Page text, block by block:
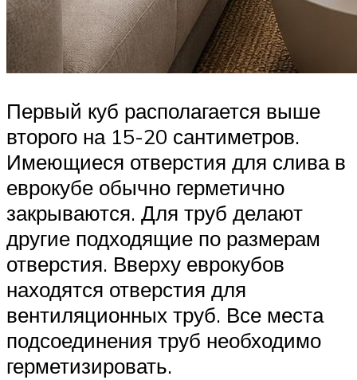
Первый куб располагается выше
второго на 15-20 сантиметров.
Имеющиеся отверстия для слива в
еврокубе обычно герметично
закрываются. Для труб делают
другие подходящие по размерам
отверстия. Вверху еврокубов
находятся отверстия для
вентиляционных труб. Все места
подсоединения труб необходимо
герметизировать.